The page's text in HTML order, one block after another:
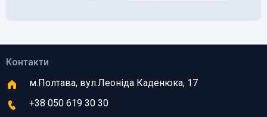
Контакти
м.Полтава, вул.Леоніда Каденюка, 17
+38 050 619 30 30